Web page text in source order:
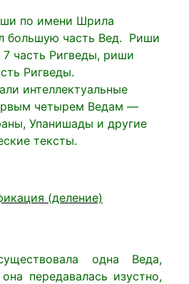
по имени Шрила
большую часть Вед. Риши
7 часть Ригведы, риши
Ригведы.
интеллектуальные
четырем Ведам —
Упанишады и другие
тексты.
(деление)
одна Веда,
передавалась изустно,